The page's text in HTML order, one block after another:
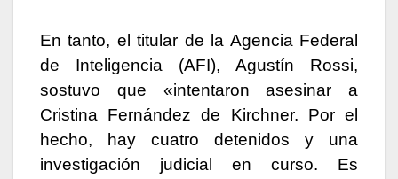
En tanto, el titular de la Agencia Federal
de Inteligencia (AFI), Agustín Rossi,
sostuvo que «intentaron asesinar a
Cristina Fernández de Kirchner. Por el
hecho, hay cuatro detenidos y una
investigación judicial en curso. Es